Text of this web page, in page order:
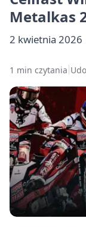
Metalkas
2 kwietnia 2026
1 min czytania